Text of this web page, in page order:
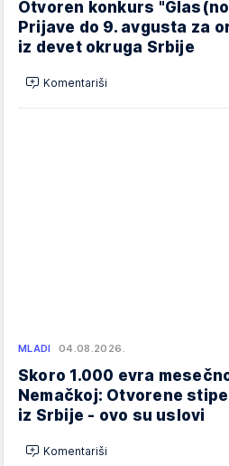
Otvoren konkurs
Prijave do 9. avgusta za
iz devet okruga Srbije
Komentariši
MLADI 04.08.2026.
Skoro 1.000 evra
Nemačkoj: Otvorene
iz Srbije - ovo su uslovi
Komentariši